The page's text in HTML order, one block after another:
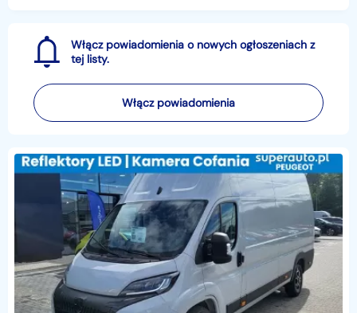
Włącz powiadomienia o nowych ogłoszeniach z
tej listy.
Włącz powiadomienia